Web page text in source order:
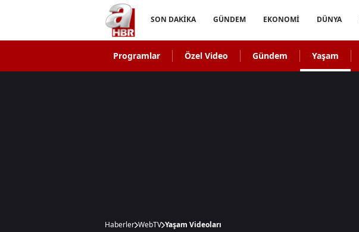
SON DAKİKA GÜNDEM EKONOMİ DÜNYA
Programlar Özel Video Gündem Yaşam
Haberler WebTV Yaşam Videoları